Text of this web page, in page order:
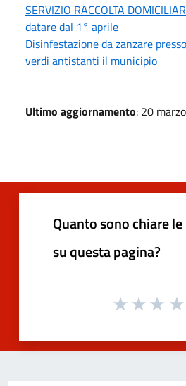
SERVIZIO RACCOLTA
datare dal 1° aprile
Disinfestazione da zanzare
verdi antistanti il municipio
Ultimo aggiornamento: 20
Quanto sono chiare
su questa pagina?